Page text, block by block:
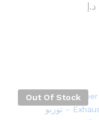
د.إ
Out Of Stock